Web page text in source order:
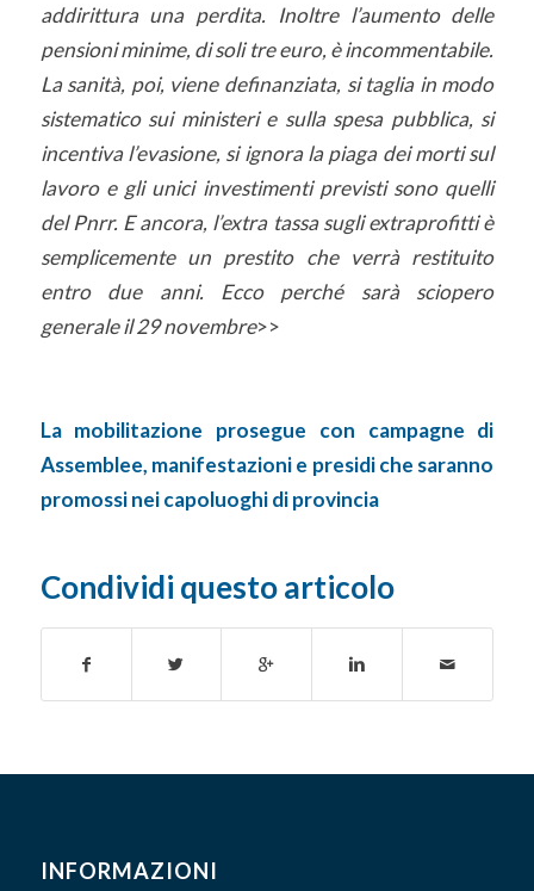
addirittura una perdita. Inoltre l’aumento delle
pensioni minime, di soli tre euro, è incommentabile.
La sanità, poi, viene definanziata, si taglia in modo
sistematico sui ministeri e sulla spesa pubblica, si
incentiva l’evasione, si ignora la piaga dei morti sul
lavoro e gli unici investimenti previsti sono quelli
del Pnrr. E ancora, l’extra tassa sugli extraprofitti è
semplicemente un prestito che verrà restituito
entro due anni. Ecco perché sarà sciopero
generale il 29 novembre>>
La mobilitazione prosegue con campagne di
Assemblee, manifestazioni e presidi che saranno
promossi nei capoluoghi di provincia
Condividi questo articolo
INFORMAZIONI